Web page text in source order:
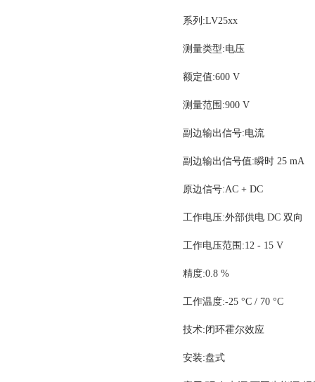
系列 :LV25xx
测量类型:电压
额定值:600 V
测量范围 :900 V
副边输出信号:电流
副边输出信号值:瞬时 25 mA
原边信号:AC + DC
工作电压:外部供电 DC 双向
工作电压范围 :12 - 15 V
精度:0.8 %
工作温度:-25 °C / 70 °C
技术:闭环霍尔效应
安装:盘式